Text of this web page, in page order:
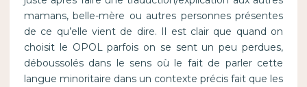
mamans, belle-mère ou autres personnes présentes
de ce qu’elle vient de dire. Il est clair que quand on
choisit le OPOL parfois on se sent un peu perdues,
déboussolés dans le sens où le fait de parler cette
langue minoritaire dans un contexte précis fait que les